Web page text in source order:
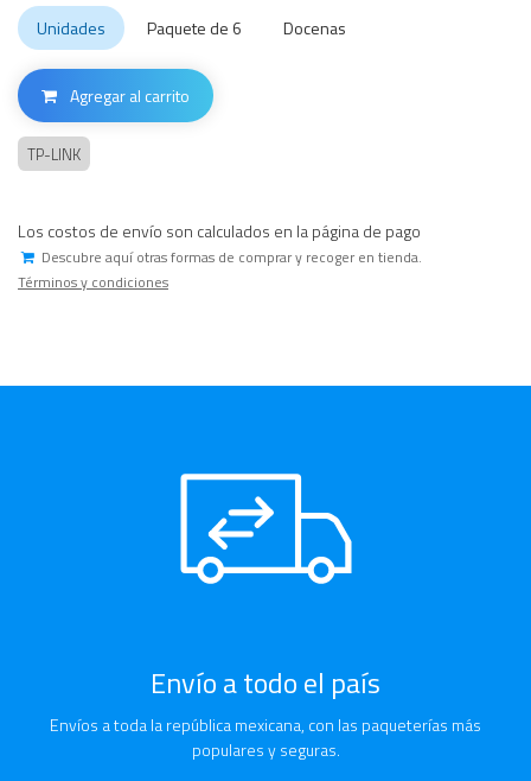
Unidades
Paquete de 6 Docenas
Agregar al carrito
TP-LINK
Los costos de envío son calculados en la página de pago
Descubre aquí otras formas de comprar y recoger en tienda.
Términos y condiciones
Envío a todo el país
Envíos a toda la república mexicana, con las paqueterías más
populares y seguras.